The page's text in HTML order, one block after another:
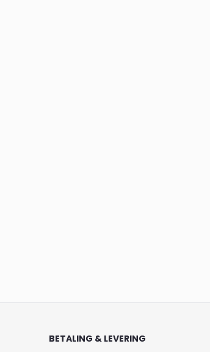
BETALING & LEVERING